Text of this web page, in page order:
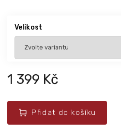
1 399 Kč
Velikost
Přidat do košíku